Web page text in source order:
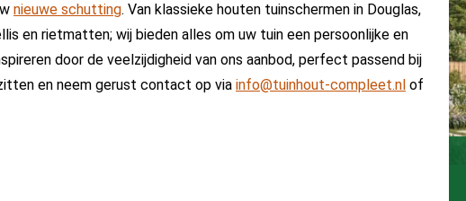
nieuwe schutting. Van klassieke houten tuinschermen in Douglas,
en rietmatten; wij bieden alles om uw tuin een persoonlijke en
door de veelzijdigheid van ons aanbod, perfect passend bij
en neem gerust contact op via info@tuinhout-compleet.nl of